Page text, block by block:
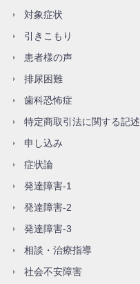
対象症状
引きこもり
患者様の声
排尿困難
歯科恐怖症
特定商取引法に関する記述
申し込み
症状論
発達障害-1
発達障害-2
発達障害-3
相談・治療指導
社会不安障害